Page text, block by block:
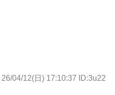
26/04/12(日) 17:10:37 ID:3u22